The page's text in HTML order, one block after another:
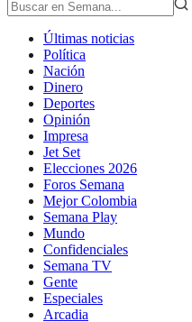
Últimas noticias
Política
Nación
Dinero
Deportes
Opinión
Impresa
Jet Set
Elecciones 2026
Foros Semana
Mejor Colombia
Semana Play
Mundo
Confidenciales
Semana TV
Gente
Especiales
Arcadia